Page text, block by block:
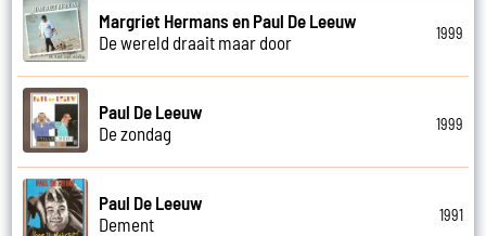
Margriet Hermans en Paul De Leeuw
De wereld draait maar door
1999
Paul De Leeuw
De zondag
1999
Paul De Leeuw
Dement
1991